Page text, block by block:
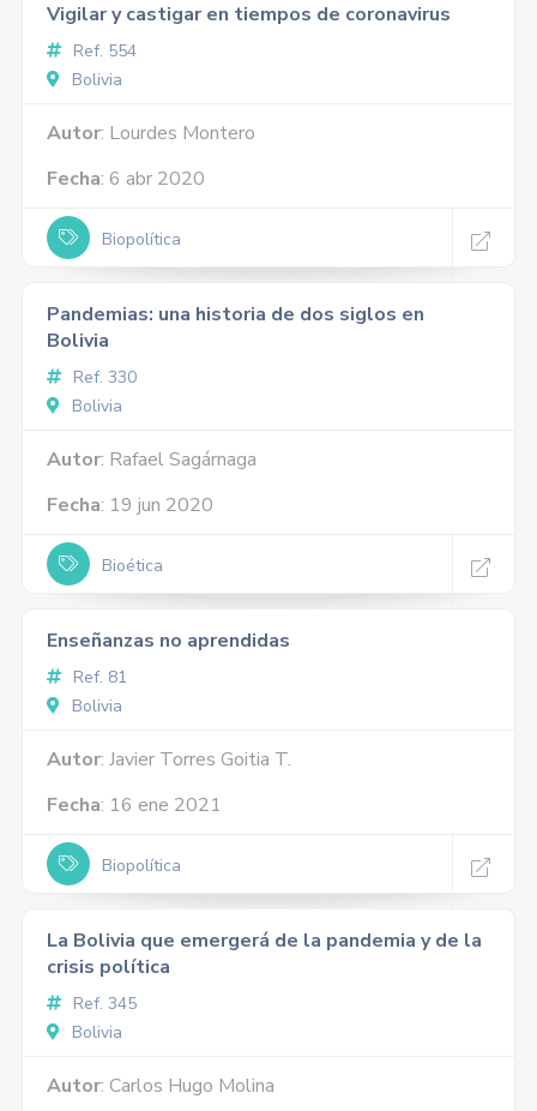
Vigilar y castigar en tiempos de coronavirus
Ref. 554
Bolivia
Autor: Lourdes Montero
Fecha: 6 abr 2020
Biopolítica
Pandemias: una historia de dos siglos en
Bolivia
Ref. 330
Bolivia
Autor: Rafael Sagárnaga
Fecha: 19 jun 2020
Bioética
Enseñanzas no aprendidas
Ref. 81
Bolivia
Autor: Javier Torres Goitia T.
Fecha: 16 ene 2021
Biopolítica
La Bolivia que emergerá de la pandemia y de la
crisis política
Ref. 345
Bolivia
Autor: Carlos Hugo Molina